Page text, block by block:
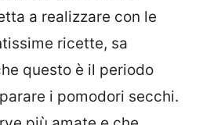
a realizzare con le
ricette, sa
questo è il periodo
i pomodori secchi.